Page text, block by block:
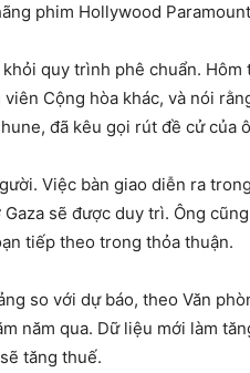
phim Hollywood
quy trình phê chuẩn. Hôm
Cộng hòa khác, và nói
đã kêu gọi rút đề cử của
Việc bàn giao diễn ra
sẽ được duy trì. Ông
tiếp theo trong thỏa thuận.
so với dự báo, theo Văn
năm qua. Dữ liệu mới làm
tăng thuế.